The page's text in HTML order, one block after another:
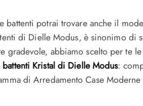
potrai trovare anche il
di Dielle Modus, è sinonimo
gradevole, abbiamo scelto per te
Kristal di Dielle Modus:
di Arredamento Case